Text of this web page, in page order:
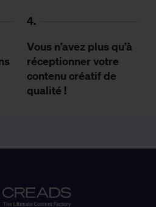
4.
Vous n’avez plus qu’à
réceptionner votre
contenu créatif de
qualité !